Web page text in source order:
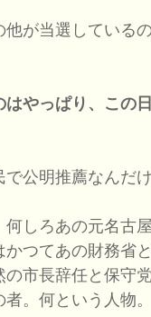
が当選している
やっぱり、この
公明推薦なんだけ
しろあの元名古
つてあの財務省
市長辞任と保守
。何という人物。